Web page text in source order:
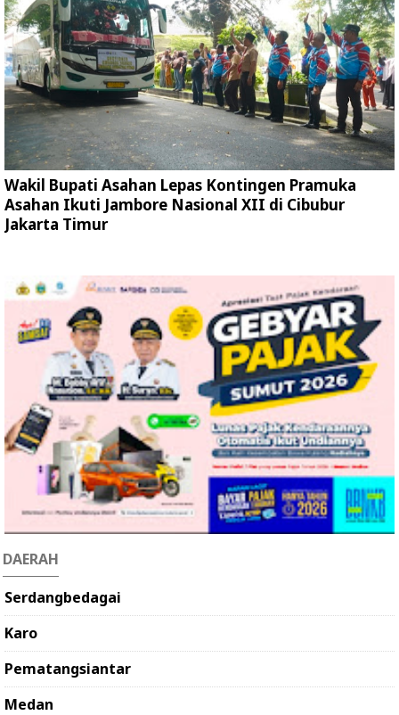
Wakil Bupati Asahan Lepas Kontingen Pramuka
Asahan Ikuti Jambore Nasional XII di Cibubur
Jakarta Timur
DAERAH
Serdangbedagai
Karo
Pematangsiantar
Medan